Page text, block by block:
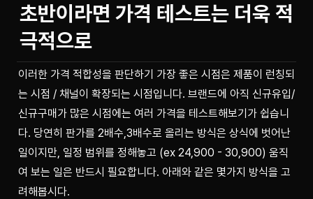
초반이라면 가격 테스트는 더욱 적
극적으로
이러한 가격 적합성을 판단하기 가장 좋은 시점은 제품이 런칭되
는 시점 / 채널이 확장되는 시점입니다. 브랜드에 아직 신규유입/
신규구매가 많은 시점에는 여러 가격을 테스트해보기가 쉽습니
다. 당연히 판가를 2배수,3배수로 올리는 방식은 상식에 벗어난
일이지만, 일정 범위를 정해놓고 (ex 24,900 - 30,900) 움직
여 보는 일은 반드시 필요합니다. 아래와 같은 몇가지 방식을 고
려해봅시다.